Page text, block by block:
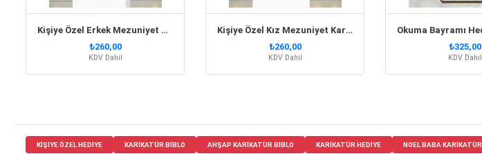
Kişiye Özel Erkek Mezuniyet Karikatürlü Biblo- Model 1
₺260,00
KDV Dahil
Kişiye Özel Kız Mezuniyet Karikatürlü Biblo- Model 1
₺260,00
KDV Dahil
₺325,00
KDV Dahil
KIŞIYE ÖZEL HEDIYE KARIKATÜR BIBLO AHŞAP KARIKATÜR BIBLO KARIKATÜR HEDIYE NOEL BABA KARIKATÜR